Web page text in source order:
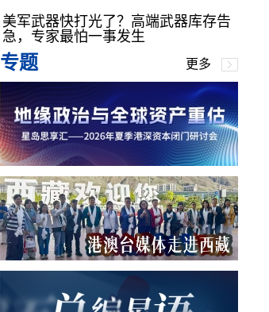
美军武器快打光了？高端武器库存告
急，专家最怕一事发生
专题 更多